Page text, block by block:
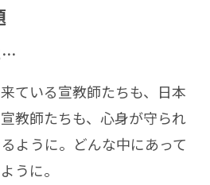
…
ている宣教師たちも、日本
教師たちも、心身が守られ
ように。どんな中にあって
うに。